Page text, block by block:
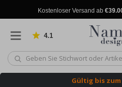
Kostenloser Versand ab
4.1 von 1029
Gültig bis